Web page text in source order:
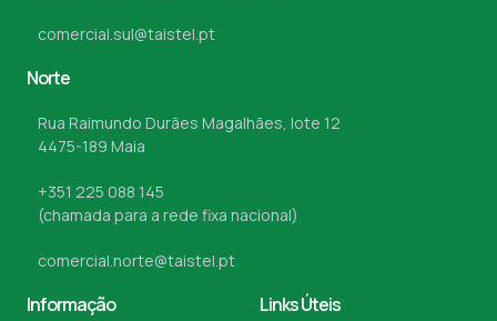
comercial.sul@taistel.pt
Norte
Rua Raimundo Durães Magalhães, lote 12
4475-189 Maia
+351 225 088 145
(chamada para a rede fixa nacional)
comercial.norte@taistel.pt
Informação Links Úteis